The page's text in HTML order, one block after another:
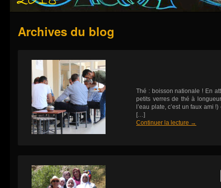
Archives du blog
Thé : boisson nationale ! En
petits verres de thé à
l’eau plate, c’est un faux ami
[…]
Continuer la lecture →